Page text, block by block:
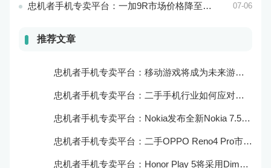
忠机者手机专卖平台：一加9R市场价格降至2000元以下 07-06
推荐文章
忠机者手机专卖平台：移动游戏将成为未来游戏市场的重要组成部分
忠机者手机专卖平台：二手手机行业如何应对大数据的应用
忠机者手机专卖平台：Nokia发布全新Nokia 7.5，搭载大电池和优化相机
忠机者手机专卖平台：二手OPPO Reno4 Pro市场价格持续上涨
忠机者手机专卖平台：Honor Play 5将采用Dimensity 800U芯片